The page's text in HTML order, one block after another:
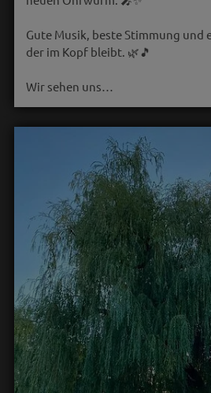
Gute Musik, beste Stimmung und
der im Kopf bleibt. 🌿🎵
Wir sehen uns…